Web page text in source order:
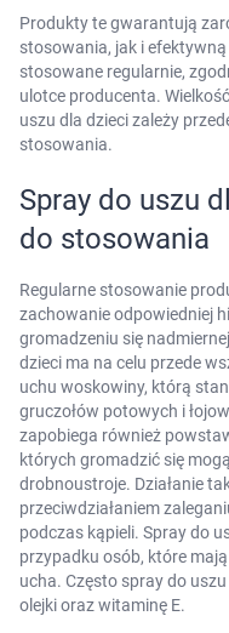
"Ustawienia"
ustawienia
AKCEPTUJĘ
Produkty te gwarantują
stosowania, jak i
stosowane regularnie,
ulotce producenta.
uszu dla dzieci zależy
stosowania.
Spray do uszu
do stosowania
Regularne stosowanie
zachowanie odpowiedniej
gromadzeniu się
dzieci ma na celu przede
uchu woskowiny, którą
gruczołów potowych i
zapobiega również
których gromadzić się
drobnoustroje. Działanie
przeciwdziałaniem
podczas kąpieli. Spray do
przypadku osób, które
ucha. Często spray do
olejki oraz witaminę E.